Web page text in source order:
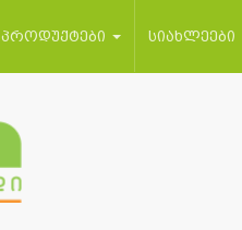
პროდუქტები სიახლეები